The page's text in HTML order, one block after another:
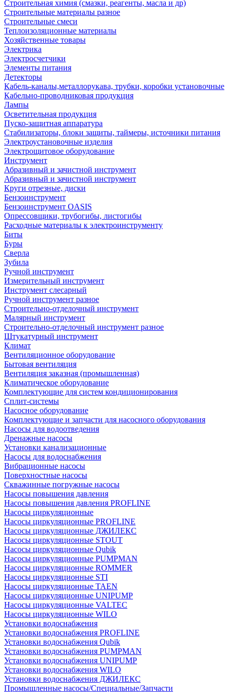
Строительная химия (смазки, реагенты, масла и др)
Строительные материалы разное
Строительные смеси
Теплоизоляционные материалы
Хозяйственные товары
Электрика
Электросчетчики
Элементы питания
Детекторы
Кабель-каналы,металлорукава, трубки, коробки установочные
Кабельно-проводниковая продукция
Лампы
Осветительная продукция
Пуско-защитная аппаратура
Стабилизаторы, блоки защиты, таймеры, источники питания
Электроустановочные изделия
Электрощитовое оборудование
Инструмент
Абразивный и зачистной инструмент
Абразивный и зачистной инструмент
Круги отрезные, диски
Бензоинструмент
Бензоинструмент OASIS
Опрессовщики, трубогибы, листогибы
Расходные материалы к электроинструменту
Биты
Буры
Сверла
Зубила
Ручной инструмент
Измерительный инструмент
Инструмент слесарный
Ручной инструмент разное
Строительно-отделочный инструмент
Малярный инструмент
Строительно-отделочный инструмент разное
Штукатурный инструмент
Климат
Вентиляционное оборудование
Бытовая вентиляция
Вентиляция заказная (промышленная)
Климатическое оборудование
Комплектующие для систем кондиционирования
Сплит-системы
Насосное оборудование
Комплектующие и запчасти для насосного оборудования
Насосы для водоотведения
Дренажные насосы
Установки канализационные
Насосы для водоснабжения
Вибрационные насосы
Поверхностные насосы
Скважинные погружные насосы
Насосы повышения давления
Насосы повышения давления PROFLINE
Насосы циркуляционные
Насосы циркуляционные PROFLINE
Насосы циркуляционные ДЖИЛЕКС
Насосы циркуляционные STOUT
Насосы циркуляционные Qubik
Насосы циркуляционные PUMPMAN
Насосы циркуляционные ROMMER
Насосы циркуляционные STI
Насосы циркуляционные TAEN
Насосы циркуляционные UNIPUMP
Насосы циркуляционные VALTEC
Насосы циркуляционные WILO
Установки водоснабжения
Установки водоснабжения PROFLINE
Установки водоснабжения Qubik
Установки водоснабжения PUMPMAN
Установки водоснабжения UNIPUMP
Установки водоснабжения WILO
Установки водоснабжения ДЖИЛЕКС
Промышленные насосы/Специальные/Запчасти